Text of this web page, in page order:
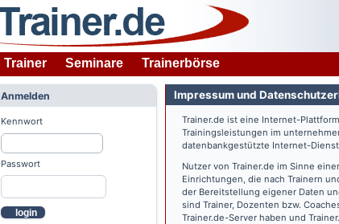
Trainer Seminare Trainerbörse
Anmelden
Kennwort
Passwort
login
Impressum und
Trainer.de ist eine Internet-
Trainingsleistungen im
datenbankgestützte Internet-
Nutzer von Trainer.de im Sinne
Einrichtungen, die nach Trainern
der Bereitstellung eigener Daten
sind Trainer, Dozenten bzw.
Trainer.de-Server haben und